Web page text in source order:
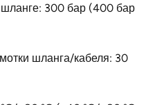
для тройного шланга
300 бар (400 бар
шланга/кабеля: 30